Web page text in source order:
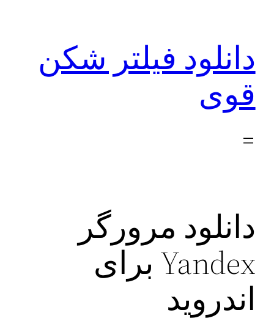
دانلود فیلتر شکن
قوی
دانلود مرورگر
Yandex برای
اندروید